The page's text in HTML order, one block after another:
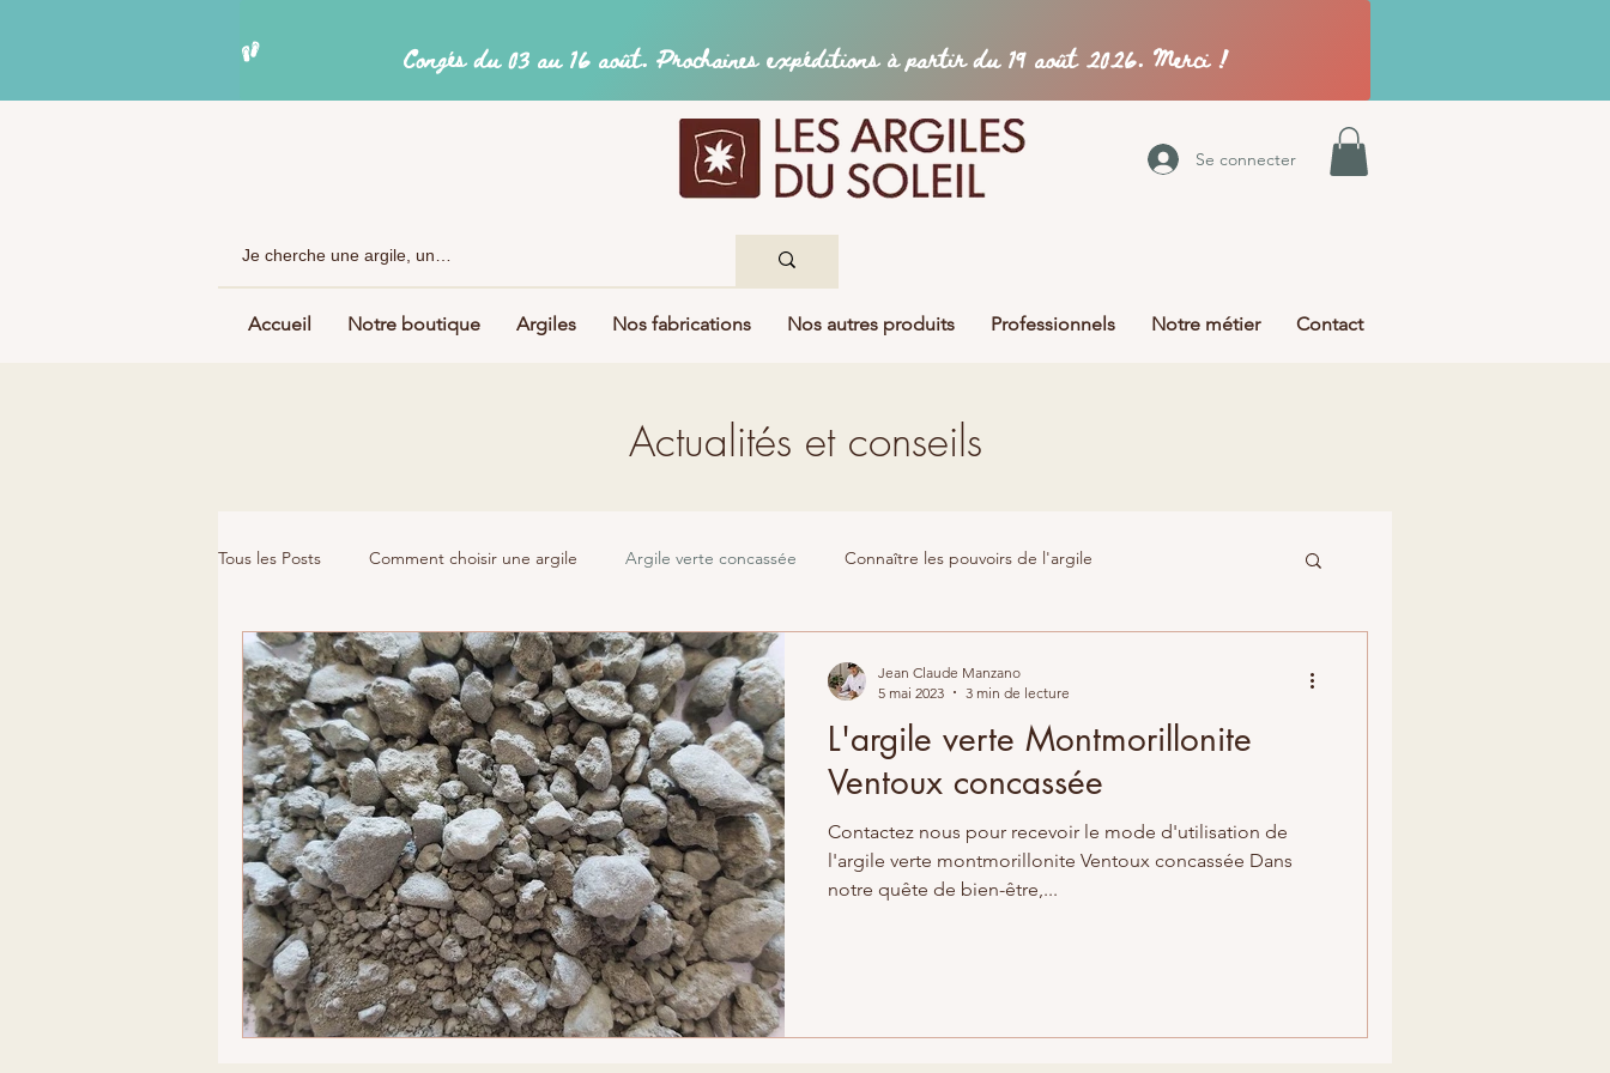
Se connecter
Accueil Notre boutique Argiles Nos fabrications Nos autres produits Professionnels Notre métier Contact
Actualités et conseils
Tous les Posts Comment choisir une argile Argile verte concassée Connaître les pouvoirs de l'argile
Les argiles en savonnerie Argilothérapie
L'argile verte Montmorillonite
Ventoux concassée
Contactez nous pour recevoir le mode d'utilisation de
l'argile verte montmorillonite Ventoux concassée Dans
notre quête de bien-être,...
Jean Claude Manzano
5 mai 2023
3 min de lecture